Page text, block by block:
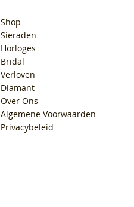
Shop
Sieraden
Horloges
Bridal
Verloven
Diamant
Over Ons
Algemene Voorwaarden
Privacybeleid